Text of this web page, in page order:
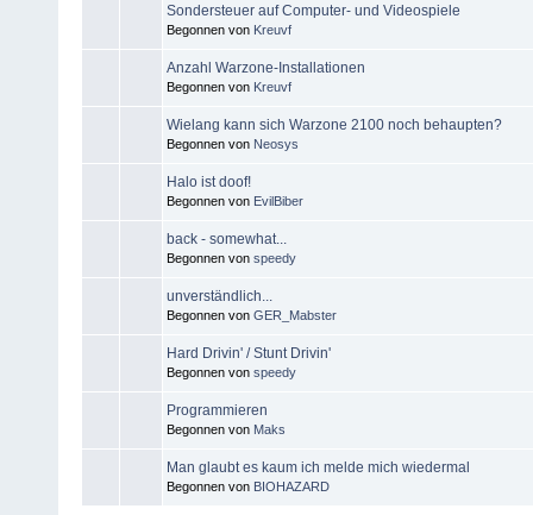
Sondersteuer auf Computer- und Videospiele
Begonnen von Kreuvf
Anzahl Warzone-Installationen
Begonnen von Kreuvf
Wielang kann sich Warzone 2100 noch behaupten?
Begonnen von Neosys
Halo ist doof!
Begonnen von EvilBiber
back - somewhat...
Begonnen von speedy
unverständlich...
Begonnen von GER_Mabster
Hard Drivin' / Stunt Drivin'
Begonnen von speedy
Programmieren
Begonnen von Maks
Man glaubt es kaum ich melde mich wiedermal
Begonnen von BIOHAZARD